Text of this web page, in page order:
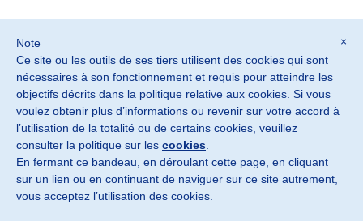
©2026 SOSTER srl
Monteviale Vicenza · Italia
P. IVA IT02882900240
Privacy Policy
info@sosterformaggi.it
×
Note
Ce site ou les outils de ses tiers utilisent des cookies qui sont
nécessaires à son fonctionnement et requis pour atteindre les
objectifs décrits dans la politique relative aux cookies. Si vous
voulez obtenir plus d’informations ou revenir sur votre accord à
l’utilisation de la totalité ou de certains cookies, veuillez
consulter la politique sur les cookies
En fermant ce bandeau, en déroulant cette page, en cliquant
sur un lien ou en continuant de naviguer sur ce site autrement,
vous acceptez l’utilisation des cookies.